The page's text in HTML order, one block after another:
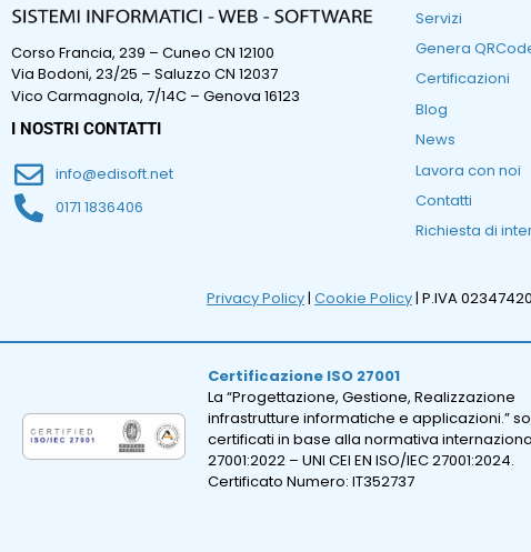
Corso Francia, 239 – Cuneo CN 12100
Via Bodoni, 23/25 – Saluzzo CN 12037
Vico Carmagnola, 7/14C – Genova 16123
I NOSTRI CONTATTI
info@edisoft.net
0171 1836406
Servizi
Genera
Certificazioni
Blog
News
Lavora con noi
Contatti
Richiesta di
Privacy Policy| Cookie Policy| P.IVA
Certificazione ISO 27001
La “Progettazione, Gestione, Realizzazione
infrastrutture informatiche e applicazioni.”
certificati in base alla normativa
27001:2022 – UNI CEI EN ISO/IEC 27001:2024.
Certificato Numero: IT352737